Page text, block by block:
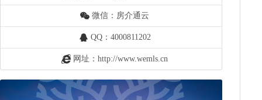
微信：房介通云
QQ：4000811202
网址：http://www.wemls.cn